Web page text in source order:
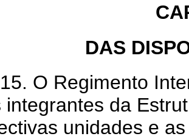
DAS
O Regimento
integrantes da
unidades e